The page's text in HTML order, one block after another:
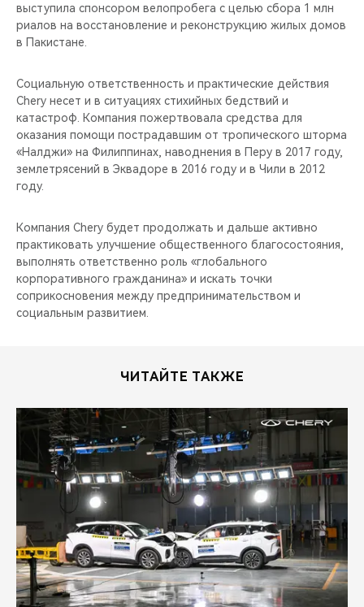
выступила спонсором велопробега с целью сбора 1 млн
риалов на восстановление и реконструкцию жилых домов
в Пакистане.
Социальную ответственность и практические действия
Chery несет и в ситуациях стихийных бедствий и
катастроф. Компания пожертвовала средства для
оказания помощи пострадавшим от тропического шторма
«Налджи» на Филиппинах, наводнения в Перу в 2017 году,
землетрясений в Эквадоре в 2016 году и в Чили в 2012
году.
Компания Chery будет продолжать и дальше активно
практиковать улучшение общественного благосостояния,
выполнять ответственно роль «глобального
корпоративного гражданина» и искать точки
соприкосновения между предпринимательством и
социальным развитием.
ЧИТАЙТЕ ТАКЖЕ